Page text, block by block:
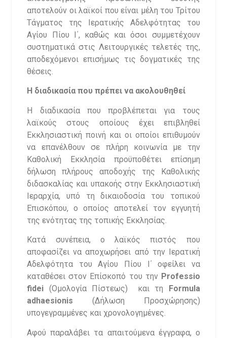
αποτελούν οι λαϊκοί που είναι μέλη του Τρίτου
Τάγματος της Ιερατικής Αδελφότητας του
Αγίου Πίου Ι΄, καθώς και όσοι συμμετέχουν
συστηματικά στις Λειτουργικές τελετές της,
αποδεχόμενοι επισήμως τις δογματικές της
θέσεις.
Η διαδικασία που πρέπει να ακολουθηθεί
Η διαδικασία που προβλέπεται για τους
λαϊκούς στους οποίους έχει επιβληθεί
Εκκλησιαστική ποινή και οι οποίοι επιθυμούν
να επανέλθουν σε πλήρη κοινωνία με την
Καθολική Εκκλησία προϋποθέτει επίσημη
δήλωση πλήρους αποδοχής της Καθολικής
διδασκαλίας και υπακοής στην Εκκλησιαστική
Ιεραρχία, υπό τη δικαιοδοσία του τοπικού
Επισκόπου, ο οποίος αποτελεί τον εγγυητή
της ενότητας της τοπικής Εκκλησίας.
Κατά συνέπεια, ο λαϊκός πιστός που
αποφασίζει να αποχωρήσει από την Ιερατική
Αδελφότητα του Αγίου Πίου Ι΄ οφείλει να
καταθέσει στον Επίσκοπό του την Professio
fidei (Ομολογία Πίστεως) και τη
Formula
adhaesionis (Δήλωση Προσχώρησης)
υπογεγραμμένες και χρονολογημένες.
Αφού παραλάβει τα απαιτούμενα έγγραφα, ο